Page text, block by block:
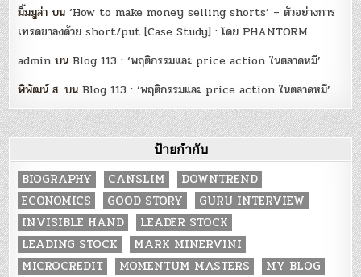
มิ้มมูล่า บน‘How to make money selling shorts’ – ตัวอย่างการ
เทรดขาลงด้วย short/put [Case Study] : โดย PHANTORM
admin บนBlog 113 : ‘พฤติกรรมและ price action ในตลาดหมี’
พิพัฒน์ ส. บนBlog 113 : ‘พฤติกรรมและ price action ในตลาดหมี’
ป้ายกำกับ
BIOGRAPHY CANSLIM
DOWNTREND
ECONOMICS
GOOD STORY
GURU INTERVIEW
INVISIBLE HAND
LEADER STOCK
LEADING STOCK
MARK MINERVINI
MICROCREDIT
MOMENTUM MASTERS
MY BLOG